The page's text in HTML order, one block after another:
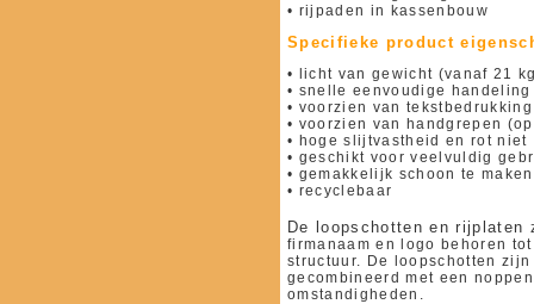
• rijpaden in kassenbouw
Specifieke product
• licht van gewicht (vanaf 21
• snelle eenvoudige handeling
• voorzien van
• voorzien van handgrepen
• hoge slijtvastheid en rot niet
• geschikt voor veelvuldig
• gemakkelijk schoon te maken
• recyclebaar
De loopschotten en rijplaten
firmanaam en logo behoren
structuur. De loopschotten
gecombineerd met een
omstandigheden.